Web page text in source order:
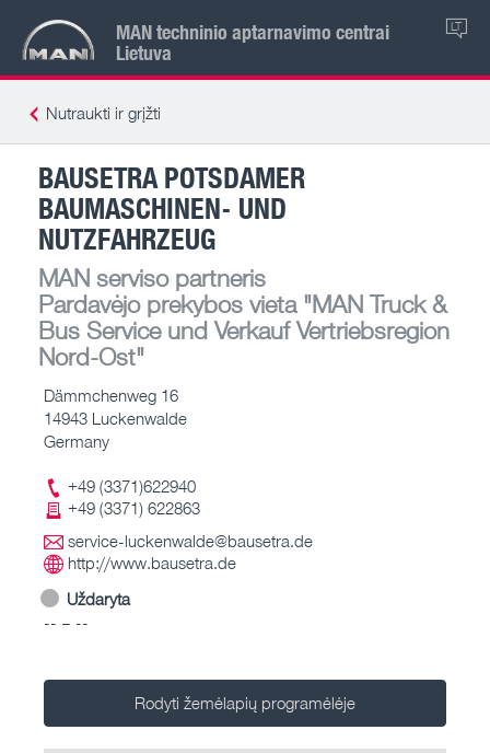
MAN techninio aptarnavimo centrai
Lietuva
LT
Nutraukti ir grįžti
BAUSETRA POTSDAMER
BAUMASCHINEN- UND
NUTZFAHRZEUG
MAN serviso partneris
Pardavėjo prekybos vieta"MAN Truck &
Bus Service und Verkauf Vertriebsregion
Nord-Ost"
Dämmchenweg 16
14943 Luckenwalde
Germany
+49 (3371)622940
+49 (3371) 622863
service-luckenwalde@bausetra.de
http://www.bausetra.de
Uždaryta
-- – --
Rodyti žemėlapių programėlėje